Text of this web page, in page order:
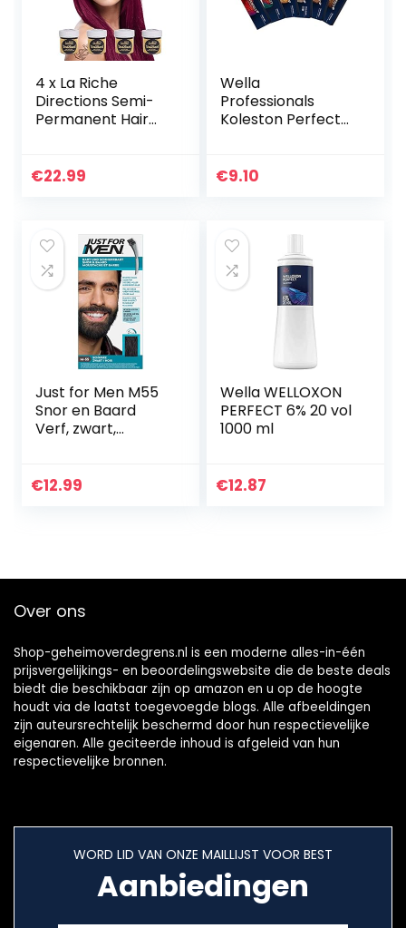
4 x La Riche
Directions Semi-
Permanent Hair
€22.99
Wella
Professionals
Koleston Perfect
naturel bruin, 60
€9.10
Just for Men M55
Snor en Baard
Verf, zwart,
en vollere look
€12.99
Wella WELLOXON
PERFECT 6% 20 vol
1000 ml
€12.87
Over ons
Shop-geheimoverdegrens.nl is een moderne alles-in-één
prijsvergelijkings- en beoordelingswebsite die de beste deals
biedt die beschikbaar zijn op amazon en u op de hoogte
houdt via de laatst toegevoegde blogs. Alle afbeeldingen
zijn auteursrechtelijk beschermd door hun respectievelijke
eigenaren. Alle geciteerde inhoud is afgeleid van hun
respectievelijke bronnen.
WORD LID VAN ONZE MAILLIJST VOOR BEST
Aanbiedingen